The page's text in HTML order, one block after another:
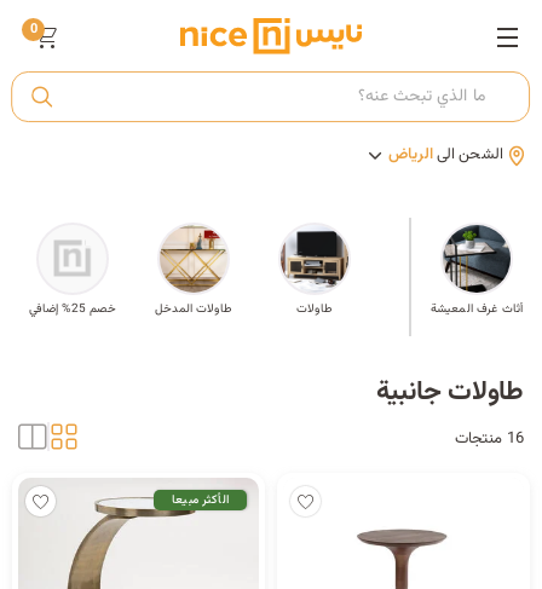
أ
د
الشحن الىالرياض
0
أثاث غرف المعيشة
طاولات جانبية طاولات طاولات المدخل خصم 25% إضافي
طاولات جانبية
16 منتجات
الأكثر مبيعا